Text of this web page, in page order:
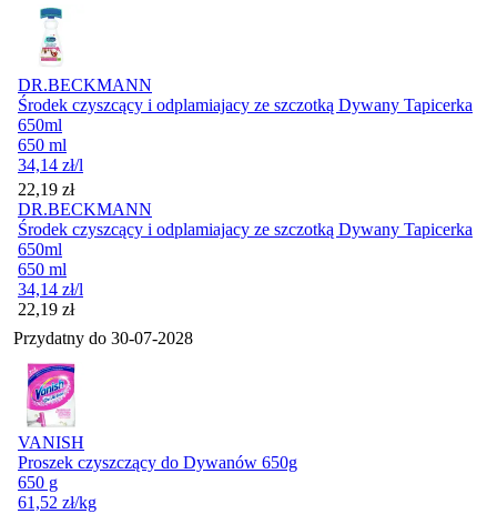
DR.BECKMANN
Środek czyszcący i odplamiajacy ze szczotką Dywany Tapicerka
650ml
650 ml
34,14 zł/l
Cena
22,19 zł
DR.BECKMANN
Środek czyszcący i odplamiajacy ze szczotką Dywany Tapicerka
650ml
650 ml
34,14 zł/l
Cena
22,19 zł
Przydatny do 30-07-2028
VANISH
Proszek czyszczący do Dywanów 650g
650 g
61,52 zł/kg